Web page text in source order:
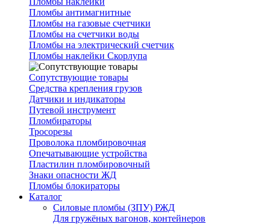
Пломбы антимагнитные
Пломбы на газовые счетчики
Пломбы на счетчики воды
Пломбы на электрический счетчик
Пломбы наклейки Скорлупа
Сопутствующие товары
Средства крепления грузов
Датчики и индикаторы
Путевой инструмент
Пломбираторы
Тросорезы
Проволока пломбировочная
Опечатывающие устройства
Пластилин пломбировочный
Знаки опасности ЖД
Пломбы блокираторы
Каталог
Силовые пломбы (ЗПУ) РЖД
Для гружёных вагонов, контейнеров